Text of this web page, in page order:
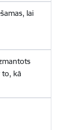
lai
kā